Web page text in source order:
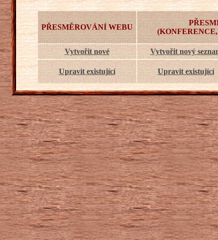
PŘESMĚROVÁNÍ WEBU
Vytvořit nové Vytvořit nový
Upravit existující Upravit existující